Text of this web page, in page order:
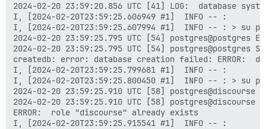
2024-02-20 23:59:20.856 UTC [41] LOG:  database
I, [2024-02-20T23:59:25.606949 #1]  INFO -- :
I, [2024-02-20T23:59:25.607994 #1]  INFO -- : > su
2024-02-20 23:59:25.795 UTC [54] postgres@postgres
2024-02-20 23:59:25.795 UTC [54] postgres@postgres
createdb: error: database creation failed: ERROR:
I, [2024-02-20T23:59:25.799681 #1]  INFO -- :
I, [2024-02-20T23:59:25.800450 #1]  INFO -- : >
2024-02-20 23:59:25.910 UTC [58]
2024-02-20 23:59:25.910 UTC [58] postgres@discourse
ERROR:  role "discourse" already exists
I, [2024-02-20T23:59:25.915541 #1]  INFO -- :